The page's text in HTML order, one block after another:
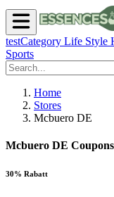
testCategory Life Style
Sports
Home
Stores
Mcbuero DE
Mcbuero DE
30% Rabatt